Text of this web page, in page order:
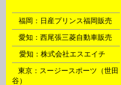
福岡：日産プリンス福岡販売
愛知：西尾張三菱自動車販売
愛知：株式会社エスエイチ
東京：スージースポーツ（世田
谷）